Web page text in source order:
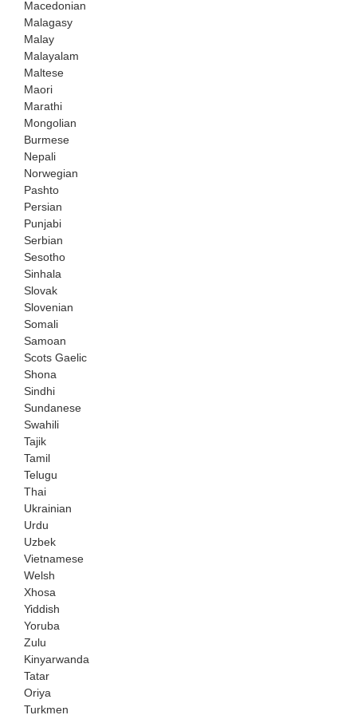
Macedonian
Malagasy
Malay
Malayalam
Maltese
Maori
Marathi
Mongolian
Burmese
Nepali
Norwegian
Pashto
Persian
Punjabi
Serbian
Sesotho
Sinhala
Slovak
Slovenian
Somali
Samoan
Scots Gaelic
Shona
Sindhi
Sundanese
Swahili
Tajik
Tamil
Telugu
Thai
Ukrainian
Urdu
Uzbek
Vietnamese
Welsh
Xhosa
Yiddish
Yoruba
Zulu
Kinyarwanda
Tatar
Oriya
Turkmen